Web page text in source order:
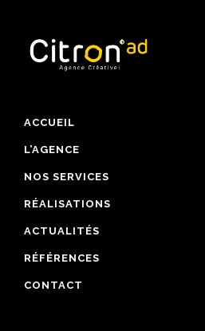
ACCUEIL
L’AGENCE
NOS SERVICES
RÉALISATIONS
ACTUALITÉS
RÉFÉRENCES
CONTACT